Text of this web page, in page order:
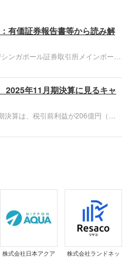
有価証券報告書等から読み解
ンガポール証券取引所メインボード
です。不動産再生、開発、賃貸、フ
など6つの事業を展開しています。
は、売上収益が前期比15.2%増、税
り、増収増益で過去最高益を更新し
2025年11月期決算に見るキャ
決算は、税引前利益が206億円（前
を更新。中期経営計画の利益目標を
。AUM2.6兆円突破や名古屋鉄道と
株式会社日本アクア
株式会社ランドネッ